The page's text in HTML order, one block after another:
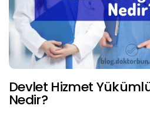
Devlet Hizmet
Nedir?